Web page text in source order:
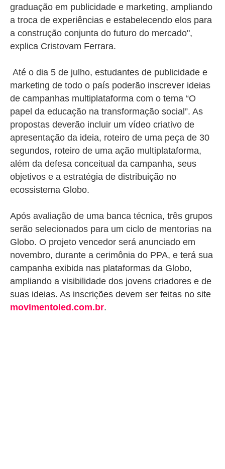
graduação em publicidade e marketing, ampliando
a troca de experiências e estabelecendo elos para
a construção conjunta do futuro do mercado",
explica Cristovam Ferrara.
Até o dia 5 de julho, estudantes de publicidade e
marketing de todo o país poderão inscrever ideias
de campanhas multiplataforma com o tema “O
papel da educação na transformação social”. As
propostas deverão incluir um vídeo criativo de
apresentação da ideia, roteiro de uma peça de 30
segundos, roteiro de uma ação multiplataforma,
além da defesa conceitual da campanha, seus
objetivos e a estratégia de distribuição no
ecossistema Globo.
Após avaliação de uma banca técnica, três grupos
serão selecionados para um ciclo de mentorias na
Globo. O projeto vencedor será anunciado em
novembro, durante a cerimônia do PPA, e terá sua
campanha exibida nas plataformas da Globo,
ampliando a visibilidade dos jovens criadores e de
suas ideias. As inscrições devem ser feitas no site
movimentoled.com.br.